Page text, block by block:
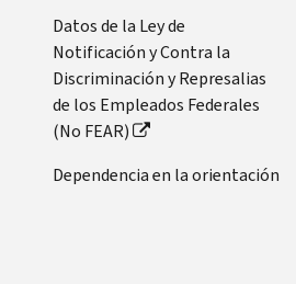
Datos de la Ley de
Notificación y Contra la
Discriminación y Represalias
de los Empleados Federales
(No FEAR)
Dependencia en la orientación